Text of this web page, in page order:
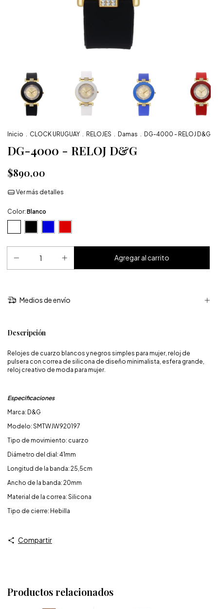
Inicio . CLOCK URUGUAY . RELOJES . Damas . DG-4000 - RELOJ D&G
DG-4000 - RELOJ D&G
$890,00
Ver más detalles
Color: Blanco
Medios de envío
Descripción
Relojes de cuarzo blancos y negros simples para mujer, reloj de
pulsera con correa de silicona de diseño minimalista, esfera grande,
reloj creativo de moda para mujer.
Especificaciones
Marca: D&G
Modelo: SMTWJW920197
Tipo de movimiento: cuarzo
Diámetro del dial: 41mm
Longitud de la banda: 25,5cm
Ancho de la banda: 20mm
Material de la correa: Silicona
Tipo de cierre: Hebilla
Compartir
Productos relacionados